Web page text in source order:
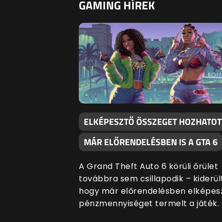
GAMING HÍREK
ELKÉPESZTŐ ÖSSZEGET
MÁR ELŐRENDELÉSBEN IS A GTA 6
A Grand Theft Auto 6 körüli őrület
továbbra sem csillapodik –
hogy már előrendelésben
pénzmennyiséget termelt a játék.